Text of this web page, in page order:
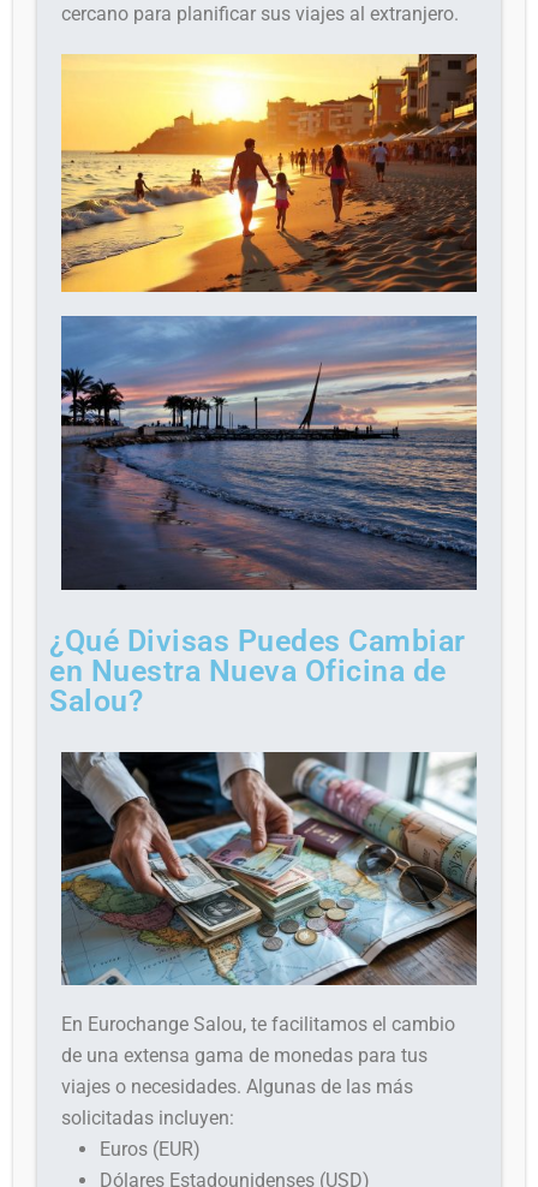
cercano para planificar sus viajes al extranjero.
¿Qué Divisas Puedes Cambiar
en Nuestra Nueva Oficina de
Salou?
En Eurochange Salou, te facilitamos el cambio
de una extensa gama de monedas para tus
viajes o necesidades. Algunas de las más
solicitadas incluyen:
Euros (EUR)
Dólares Estadounidenses (USD)